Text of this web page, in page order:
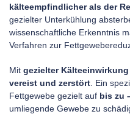
kälteempfindlicher als der
gezielter Unterkühlung
wissenschaftliche Erkenntnis
Verfahren zur
Mit gezielter Kälteeinwirkung
vereist und zerstört . Ein
Fettgewebe gezielt auf bis zu
umliegende Gewebe zu